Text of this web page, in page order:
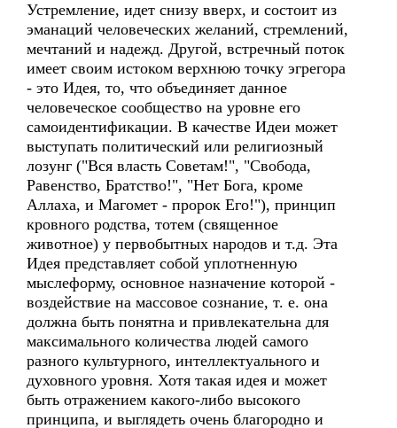
Устремление, идет снизу вверх, и состоит из
эманаций человеческих желаний, стремлений,
мечтаний и надежд. Другой, встречный поток
имеет своим истоком верхнюю точку эгрегора
- это Идея, то, что объединяет данное
человеческое сообщество на уровне его
самоидентификации. В качестве Идеи может
выступать политический или религиозный
лозунг ("Вся власть Советам!", "Свобода,
Равенство, Братство!", "Нет Бога, кроме
Аллаха, и Магомет - пророк Его!"), принцип
кровного родства, тотем (священное
животное) у первобытных народов и т.д. Эта
Идея представляет собой уплотненную
мыслеформу, основное назначение которой -
воздействие на массовое сознание, т. е. она
должна быть понятна и привлекательна для
максимального количества людей самого
разного культурного, интеллектуального и
духовного уровня. Хотя такая идея и может
быть отражением какого-либо высокого
принципа, и выглядеть очень благородно и